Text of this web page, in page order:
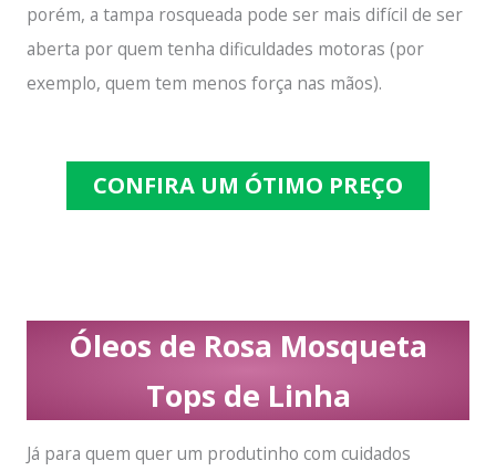
porém, a tampa rosqueada pode ser mais difícil de ser
aberta por quem tenha dificuldades motoras (por
exemplo, quem tem menos força nas mãos).
CONFIRA UM ÓTIMO PREÇO
Óleos de Rosa Mosqueta
Tops de Linha
Já para quem quer um produtinho com cuidados